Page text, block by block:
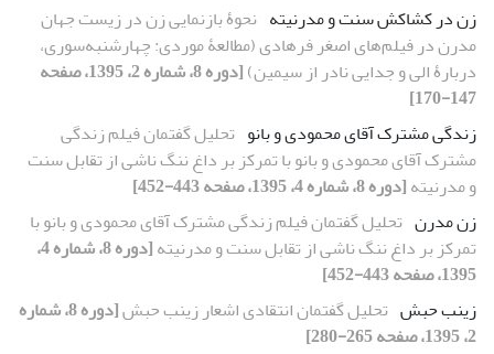
زن در کشاکش سنت و مدرنیته نحوۀ بازنمایی زن در زیست‏ جهان
مدرن در فیلم‌های اصغر فرهادی (مطالعۀ موردی: چهارشنبه‌سوری،
دربارۀ الی و جدایی نادر از سیمین)
[دوره 8، شماره 2، 1395، صفحه
147-170]
زندگی مشترک آقای محمودی و بانو تحلیل گفتمان فیلم زندگی
مشترک آقای محمودی و بانو با تمرکز بر داغ ننگ ناشی از تقابل سنت
و مدرنیته[دوره 8، شماره 4، 1395، صفحه 443-452]
زن مدرن تحلیل گفتمان فیلم زندگی مشترک آقای محمودی و بانو با
تمرکز بر داغ ننگ ناشی از تقابل سنت و مدرنیته
[دوره 8، شماره 4،
1395، صفحه 443-452]
زینب حبش تحلیل گفتمان انتقادی اشعار زینب حبش
[دوره 8، شماره
2، 1395، صفحه 265-280]